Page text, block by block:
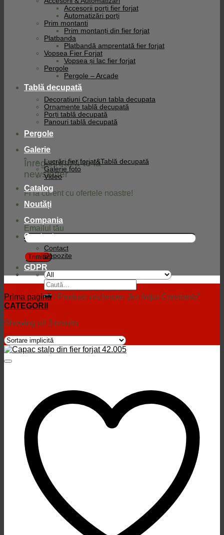
Înregistrează-te la
newsletter
Fi la curent cu ofertele noastre!
Emailul tău
Caută
după:
Accesorii porți fier forjat
Automatizări porți
Prim montanti
Prim montanți din fier forjat
Platbanda
Platbandă amprentată fier forjat
Vopsea Fier Forjat
Vopsea și lac fier forjat
Pergole
Pergole – Arcade
Tablă decupată
Decoratiuni Craciun tabla decupata
Ornamente tablă decupată
Porți tablă decupată
Panouri tablă decupată
Pergole
Galerie
Lucrări fier forjat&Tablă decupată
Galerie foto
Video
Catalog
Noutăți
Compania
Contact
Contact
Depozite
GDPR
Prima pagină /Produse etichetate „fier forjat Constanta”
CATEGORII
Showing all 3 results